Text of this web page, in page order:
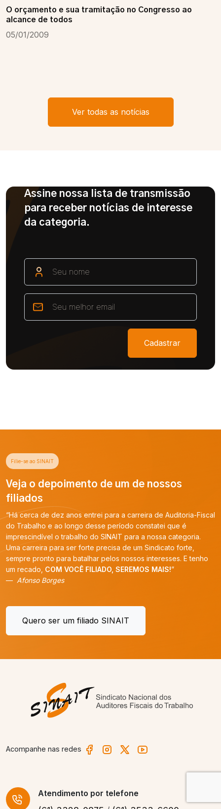
O orçamento e sua tramitação no Congresso ao
alcance de todos
05/01/2009
Ver todas as notícias
Assine nossa lista de transmissão
para receber notícias de interesse
da categoria.
Cadastrar
Filie-se ao SINAIT
Veja o depoimento de um de nossos
filiados
“Há cerca de dez anos entrei para a carreira de Auditoria-Fiscal
do Trabalho e ao longo desse período constatei que é
imprescindível o trabalho do SINAIT para a nossa categoria.
Uma carreira para ser forte precisa de um Sindicato forte,
sempre pronto para batalhar pelos nossos interesses. E tenho
um recado, COM VOCÊ FILIADO, SEREMOS MAIS!”
Afonso Borges
Quero ser um filiado SINAIT
Acompanhe nas redes
Atendimento por telefone